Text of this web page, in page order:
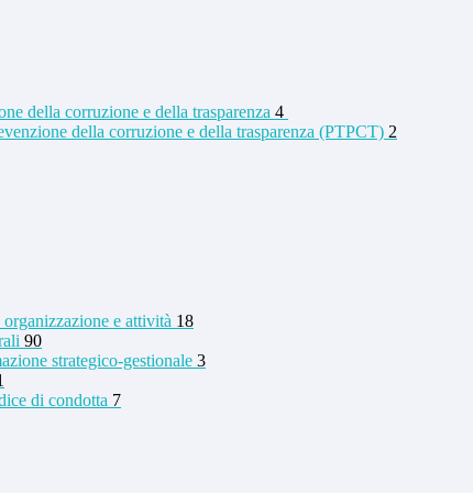
della corruzione e della trasparenza 4
della corruzione e della trasparenza (PTPCT) 2
e attività 18
90
strategico-gestionale 3
di condotta 7